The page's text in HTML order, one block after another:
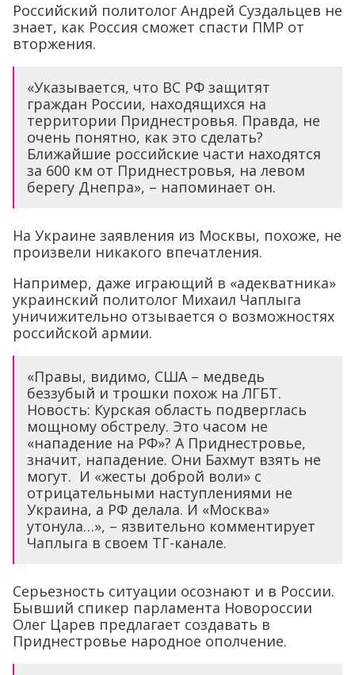
Российский политолог Андрей Суздальцев не
знает, как Россия сможет спасти ПМР от
вторжения.
«Указывается, что ВС РФ защитят
граждан России, находящихся на
территории Приднестровья. Правда, не
очень понятно, как это сделать?
Ближайшие российские части находятся
за 600 км от Приднестровья, на левом
берегу Днепра», – напоминает он.
На Украине заявления из Москвы, похоже, не
произвели никакого впечатления.
Например, даже играющий в «адекватника»
украинский политолог Михаил Чаплыга
уничижительно отзывается о возможностях
российской армии.
«Правы, видимо, США – медведь
беззубый и трошки похож на ЛГБТ.
Новость: Курская область подверглась
мощному обстрелу. Это часом не
«нападение на РФ»? А Приднестровье,
значит, нападение. Они Бахмут взять не
могут. И «жесты доброй воли» с
отрицательными наступлениями не
Украина, а РФ делала. И «Москва»
утонула…», – язвительно комментирует
Чаплыга в своем ТГ-канале.
Серьезность ситуации осознают и в России.
Бывший спикер парламента Новороссии
Олег Царев предлагает создавать в
Приднестровье народное ополчение.